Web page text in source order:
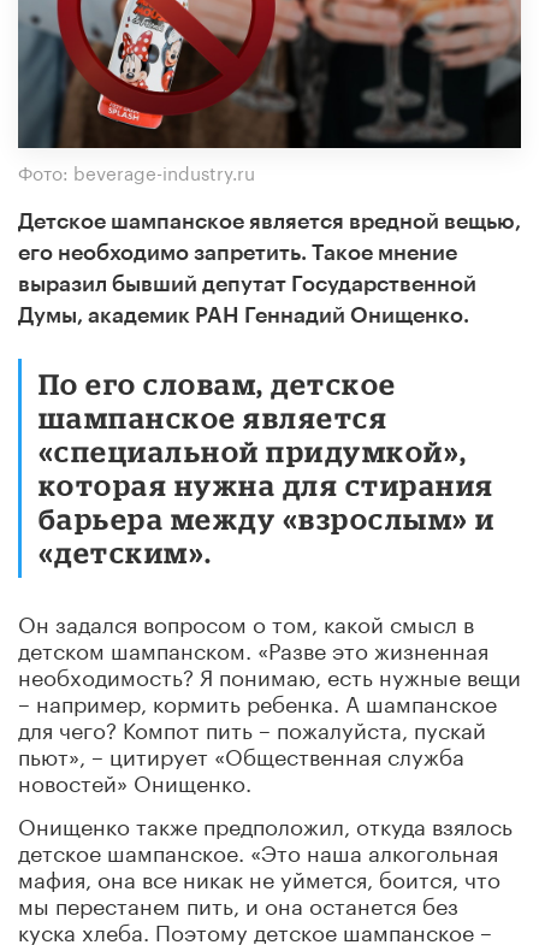
Фото: beverage-industry.ru
Детское шампанское является вредной вещью,
его необходимо запретить. Такое мнение
выразил бывший депутат Государственной
Думы, академик РАН Геннадий Онищенко.
По его словам, детское
шампанское является
«специальной придумкой»,
которая нужна для стирания
барьера между «взрослым» и
«детским».
Он задался вопросом о том, какой смысл в
детском шампанском. «Разве это жизненная
необходимость? Я понимаю, есть нужные вещи
– например, кормить ребенка. А шампанское
для чего? Компот пить – пожалуйста, пускай
пьют», – цитирует «Общественная служба
новостей» Онищенко.
Онищенко также предположил, откуда взялось
детское шампанское. «Это наша алкогольная
мафия, она все никак не уймется, боится, что
мы перестанем пить, и она останется без
куска хлеба. Поэтому детское шампанское –